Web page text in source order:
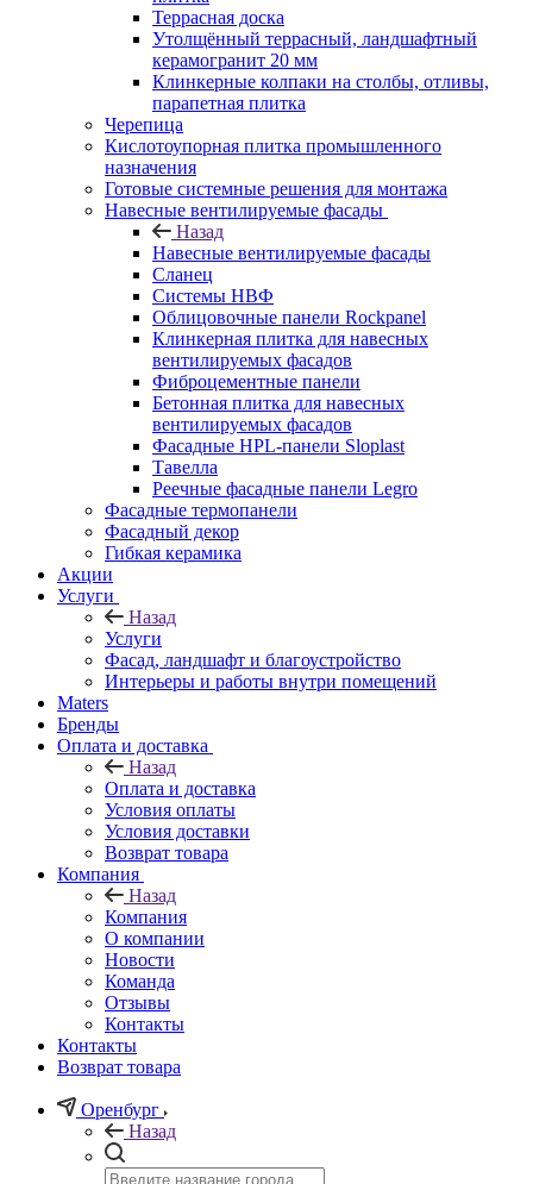
Террасная доска
Утолщённый террасный, ландшафтный
керамогранит 20 мм
Клинкерные колпаки на столбы, отливы,
парапетная плитка
Черепица
Кислотоупорная плитка промышленного
назначения
Готовые системные решения для монтажа
Навесные вентилируемые фасады
Назад
Навесные вентилируемые фасады
Сланец
Системы НВФ
Облицовочные панели Rockpanel
Клинкерная плитка для навесных
вентилируемых фасадов
Фиброцементные панели
Бетонная плитка для навесных
вентилируемых фасадов
Фасадные HPL-панели Sloplast
Тавелла
Реечные фасадные панели Legro
Фасадные термопанели
Фасадный декор
Гибкая керамика
Акции
Услуги
Назад
Услуги
Фасад, ландшафт и благоустройство
Интерьеры и работы внутри помещений
Maters
Бренды
Оплата и доставка
Назад
Оплата и доставка
Условия оплаты
Условия доставки
Возврат товара
Компания
Назад
Компания
О компании
Новости
Команда
Отзывы
Контакты
Контакты
Возврат товара
Оренбург
Назад